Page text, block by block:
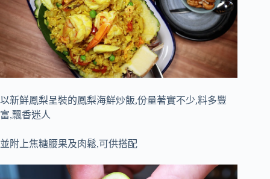
以新鮮鳳梨呈裝的鳳梨海鮮炒飯,份量著實不少,料多豐
富,飄香迷人
並附上焦糖腰果及肉鬆,可供搭配